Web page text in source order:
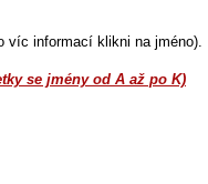
víc informací klikni na jméno).
se jmény od A až po K)